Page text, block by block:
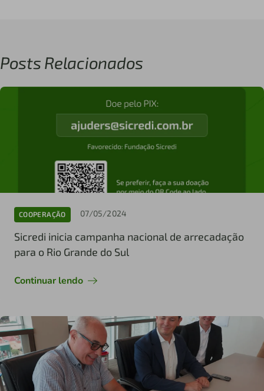
Posts Relacionados
COOPERAÇÃO 07/05/2024
Sicredi inicia campanha nacional de arrecadação
para o Rio Grande do Sul
Continuar lendo